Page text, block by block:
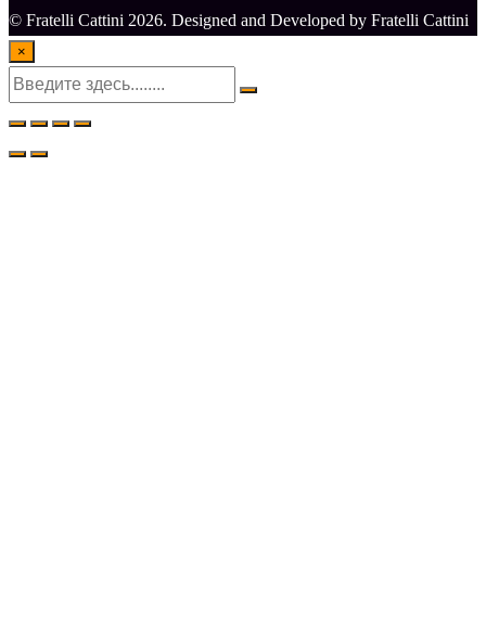
© Fratelli Cattini 2026. Designed and Developed by Fratelli Cattini
×